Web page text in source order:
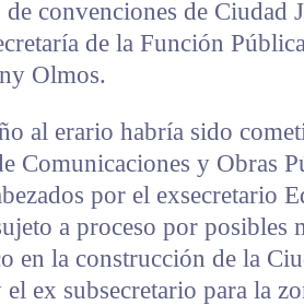
convenciones de Ciudad
de la Función
Olmos.
al erario habría sido
Comunicaciones y Obras
por el exsecretario
a proceso por posibles
en la construcción de la
ex subsecretario para la